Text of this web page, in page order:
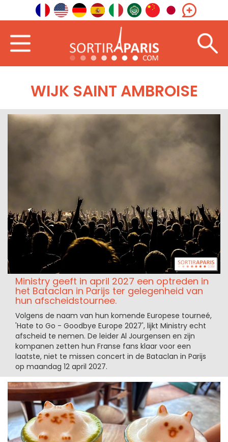
WIJK SAINT AMBROISE
Ministry geeft in april 2027 een optreden in
het Bataclan in Parijs ter gelegenheid van
hun afscheidstournee.
Volgens de naam van hun komende Europese tourneé,
'Hate to Go - Goodbye Europe 2027', lijkt Ministry echt
afscheid te nemen. De leider Al Jourgensen en zijn
kompanen zetten hun Franse fans klaar voor een
laatste, niet te missen concert in de Bataclan in Parijs
op maandag 12 april 2027.